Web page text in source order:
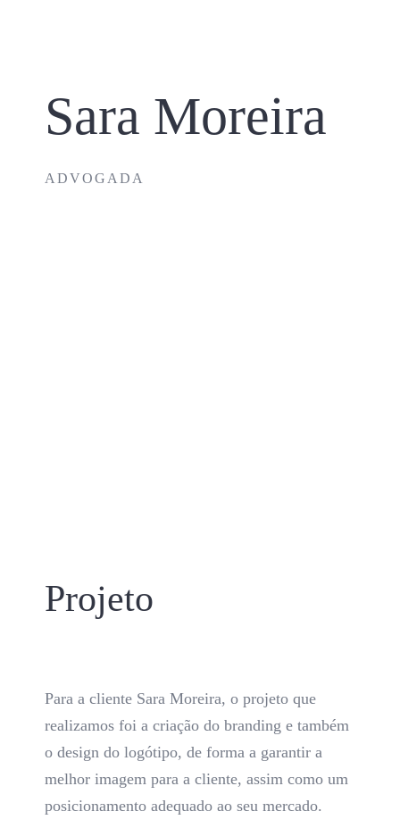
Sara Moreira
ADVOGADA
Projeto
Para a cliente Sara Moreira, o projeto que
realizamos foi a criação do branding e também
o design do logótipo, de forma a garantir a
melhor imagem para a cliente, assim como um
posicionamento adequado ao seu mercado.